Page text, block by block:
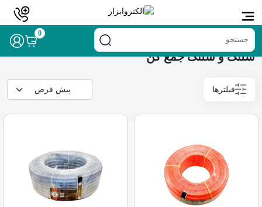
0 خانه/لوازم ساختمانی/ شلنگ و شلنگ جمع کن
شلنگ و شلنگ جمع کن
فیلترها